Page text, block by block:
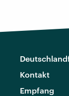
Kontakt
Empfang